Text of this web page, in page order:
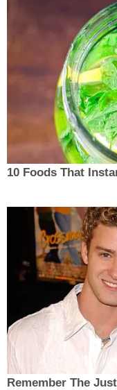
10 Foods That
Remember The